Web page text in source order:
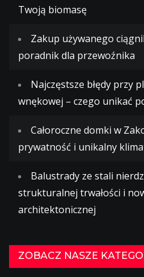
Twoją biomasę
Zakup używanego
poradnik dla przewoźnika
Najczęstsze błędy przy
wnękowej – czego unikać
Całoroczne domki w
prywatność i unikalny
Balustrady ze stali
strukturalnej trwałości i
architektonicznej
ZOBACZ NASZE